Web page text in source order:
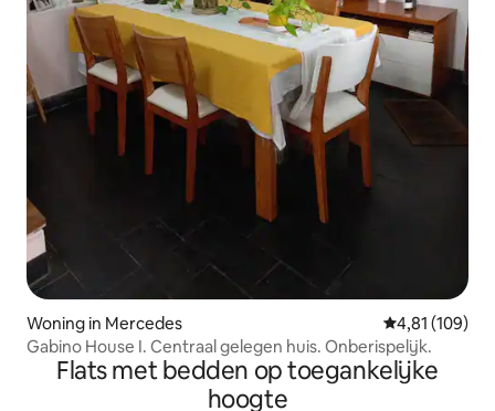
Woning in Mercedes Gemiddelde
4,81 (109)
Gabino House I. Centraal gelegen huis. Onberispelijk.
Flats met bedden op toegankelijke
hoogte